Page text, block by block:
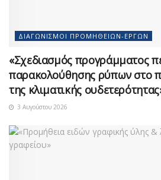
ΔΙΑΓΩΝΙΣΜΟΊ ΠΡΟΜΗΘΕΙΏΝ-ΈΡΓΩΝ
«Σχεδιασμός προγράμματος
παρακολούθησης ρύπων στο
της κλιματικής
3 Αυγούστου 2026